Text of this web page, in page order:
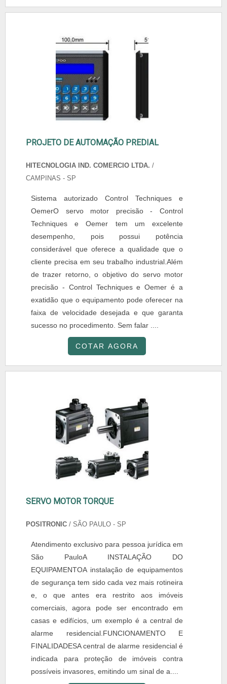
PROJETO DE AUTOMAÇÃO PREDIAL
HITECNOLOGIA IND. COMERCIO LTDA. /
CAMPINAS - SP
Sistema autorizado Control Techniques e
OemerO servo motor precisão - Control
Techniques e Oemer tem um excelente
desempenho, pois possui potência
considerável que oferece a qualidade que o
cliente precisa em seu trabalho industrial.Além
de trazer retorno, o objetivo do servo motor
precisão - Control Techniques e Oemer é a
exatidão que o equipamento pode oferecer na
faixa de velocidade desejada e que garanta
sucesso no procedimento. Sem falar ....
COTAR AGORA
SERVO MOTOR TORQUE
POSITRONIC / SÃO PAULO - SP
Atendimento exclusivo para pessoa jurídica em
São PauloA INSTALAÇÃO DO
EQUIPAMENTOA instalação de equipamentos
de segurança tem sido cada vez mais rotineira
e, o que antes era restrito aos imóveis
comerciais, agora pode ser encontrado em
casas e edifícios, um exemplo é a central de
alarme residencial.FUNCIONAMENTO E
FINALIDADESA central de alarme residencial é
indicada para proteção de imóveis contra
possíveis invasores, emitindo um sinal de a....